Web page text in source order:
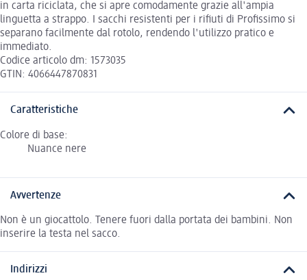
in carta riciclata, che si apre comodamente grazie all'ampia
linguetta a strappo. I sacchi resistenti per i rifiuti di Profissimo si
separano facilmente dal rotolo, rendendo l'utilizzo pratico e
immediato.
Codice articolo dm: 1573035
GTIN: 4066447870831
Caratteristiche
Colore di base:
Nuance nere
Avvertenze
Non è un giocattolo. Tenere fuori dalla portata dei bambini. Non
inserire la testa nel sacco.
Indirizzi